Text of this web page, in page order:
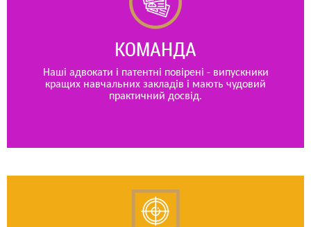
КОМАНДА
Наші адвокати і патентні повірені - випускники
кращих навчальних закладів і мають чудовий
практичний досвід.